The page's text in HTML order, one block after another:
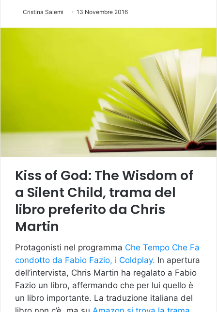
Cristina Salemi 13 Novembre 2016
Kiss of God: The Wisdom of
a Silent Child, trama del
libro preferito da Chris
Martin
Protagonisti nel programma Che Tempo Che Fa
condotto da Fabio Fazio, i Coldplay. In apertura
dell’intervista, Chris Martin ha regalato a Fabio
Fazio un libro, affermando che per lui quello è
un libro importante. La traduzione italiana del